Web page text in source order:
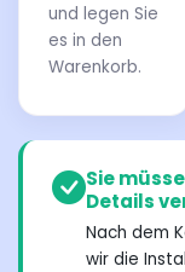
und legen Sie
es in den
Warenkorb.
Sie
Details
Nach dem
wir die